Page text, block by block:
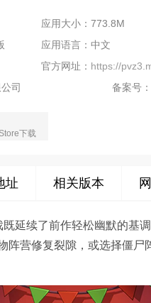
应用大小：773.8M
应用语言：中文
官方网址： https://
司 备案号：
下载
址 相关版本
延续了前作轻松幽默的基
阵营修复裂隙，或选择僵